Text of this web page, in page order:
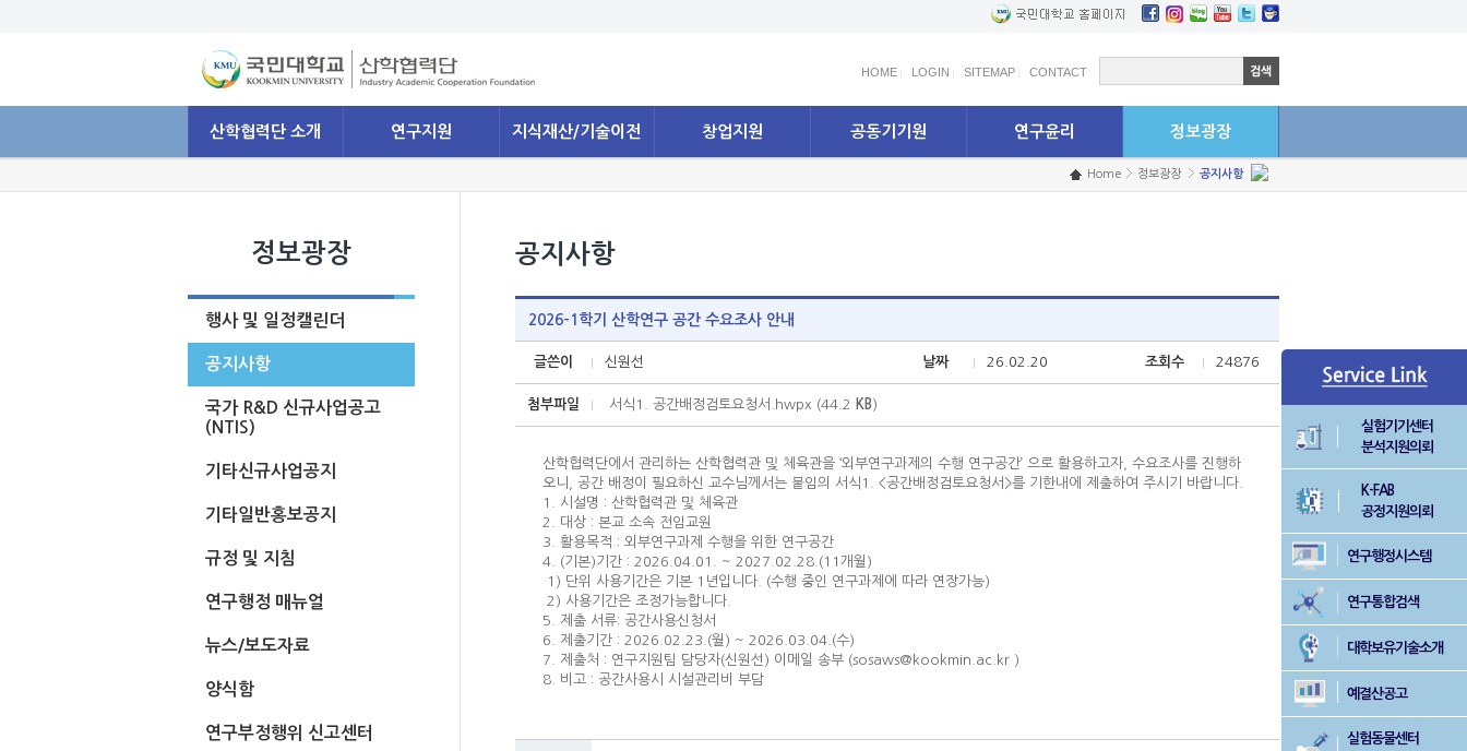
HOME LOGIN SITEMAP CONTACT
산학협력단 소개 연구지원 지식재산/기술이전 창업지원 공동기기원 연구윤리 정보광장
학생연구원 고충상담센터
Home 정보광장 공지사항
정보광장
행사 및 일정캘린더
공지사항
국가 R&D 신규사업공고
(NTIS)
기타신규사업공지
기타일반홍보공지
규정 및 지침
연구행정 매뉴얼
뉴스/보도자료
양식함
연구부정행위 신고센터
공지사항
2026-1학기 산학연구 공간 수요조사 안내
글쓴이 신원선 날짜 26.02.20 조회수 24876
첨부파일 서식1. 공간배정검토요청서.hwpx (44.2 KB)
산학협력단에서 관리하는 산학협력관 및 체육관을 ‘외부연구과제의 수행 연구공간’ 으로 활용하고자, 수요조사를 진행하
오니, 공간 배정이 필요하신 교수님께서는 붙임의 서식1. <공간배정검토요청서>를 기한내에 제출하여 주시기 바랍니다.
1. 시설명 : 산학협력관 및 체육관
2. 대상 : 본교 소속 전임교원
3. 활용목적 : 외부연구과제 수행을 위한 연구공간
4. (기본)기간 : 2026.04.01. ~ 2027.02.28.(11개월)
1) 단위 사용기간은 기본 1년입니다. (수행 중인 연구과제에 따라 연장가능)
2) 사용기간은 조정가능합니다.
5. 제출 서류: 공간사용신청서
6. 제출기간 : 2026.02.23.(월) ~ 2026.03.04.(수)
7. 제출처 : 연구지원팀 담당자(신원선) 이메일 송부 (sosaws@kookmin.ac.kr )
8. 비고 : 공간사용시 시설관리비 부담
실험기기센터
분석지원의뢰
K-FAB
공정지원의뢰
연구행정시스템
연구통합검색
대학보유기술소개
예결산공고
실험동물센터